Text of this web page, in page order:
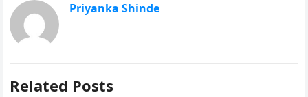
Priyanka Shinde
Related Posts